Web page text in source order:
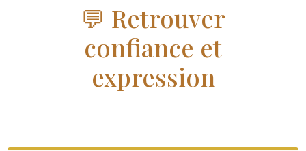
💬 Retrouver
confiance et
expression